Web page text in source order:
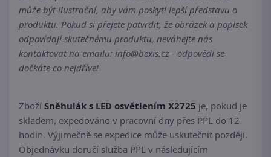
může být ilustrační, aby vám poskytl lepší představu o
produktu. Pokud si přejete potvrdit, že obrázek a popisek
odpovídají skutečnému produktu, neváhejte nás
kontaktovat na emailu: info@bexis.cz - odpovědi se
dočkáte co nejdříve!
Zboží Sněhulák s LED osvětlením X2725 je, pokud je
skladem, expedováno v pracovní dny přes PPL do 12
hodin. Výjimečně se expedice může uskutečnit později.
Objednávku doručí služba PPL v následujícím